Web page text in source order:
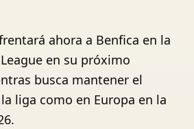
ahora a Benfica en la
en su próximo
busca mantener el
liga como en Europa en la